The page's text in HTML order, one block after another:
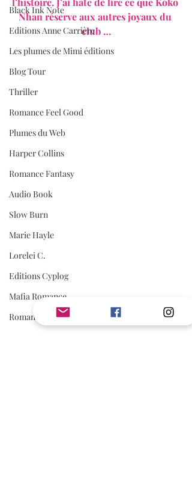
Black Ink Note
Editions Anne Carrière
Les plumes de Mimi éditions
Blog Tour
Thriller
Romance Feel Good
Plumes du Web
Harper Collins
Romance Fantasy
Audio Book
Slow Burn
Marie Hayle
Lorelei C.
Editions Cyplog
Mafia Romance
Romance Biker
Nhan réserve aux autres joyaux du
club …